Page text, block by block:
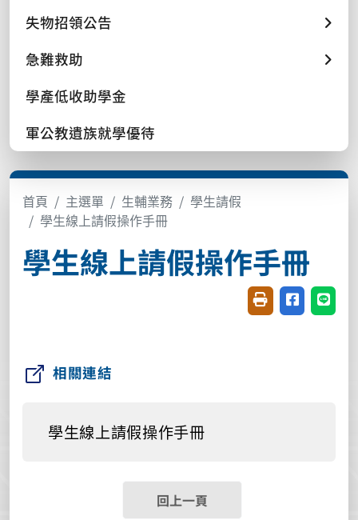
失物招領公告
急難救助
學產低收助學金
軍公教遺族就學優待
首頁 主選單 生輔業務
學生請假
學生線上請假操作手冊
學生線上請假操作手冊
友善列印(開新視
分享至臉書
分享
相關連結
學生線上請假操作手冊
回上一頁